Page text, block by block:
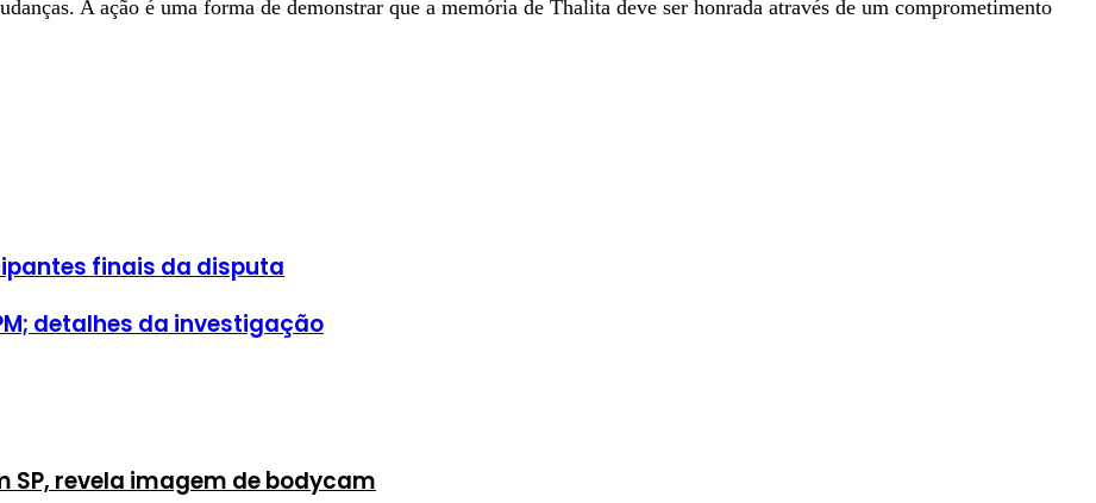
A ação é uma forma de demonstrar que a memória de Thalita deve ser honrada através de um comprometimento
finais da disputa
detalhes da investigação
SP, revela imagem de bodycam